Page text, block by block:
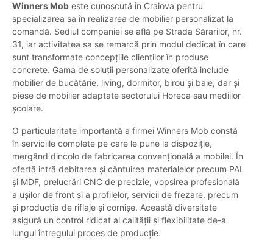
Winners Mob este cunoscută în Craiova pentru
specializarea sa în realizarea de mobilier personalizat la
comandă. Sediul companiei se află pe Strada Sărarilor, nr.
31, iar activitatea sa se remarcă prin modul dedicat în care
sunt transformate concepțiile clienților în produse
concrete. Gama de soluții personalizate oferită include
mobilier de bucătărie, living, dormitor, birou și baie, dar și
piese de mobilier adaptate sectorului Horeca sau mediilor
școlare.
O particularitate importantă a firmei Winners Mob constă
în serviciile complete pe care le pune la dispoziție,
mergând dincolo de fabricarea convențională a mobilei. În
ofertă intră debitarea și căntuirea materialelor precum PAL
și MDF, prelucrări CNC de precizie, vopsirea profesională
a ușilor de front și a profilelor, servicii de frezare, precum
și producția de riflaje și cornișe. Această diversitate
asigură un control ridicat al calității și flexibilitate de-a
lungul întregului proces de producție.